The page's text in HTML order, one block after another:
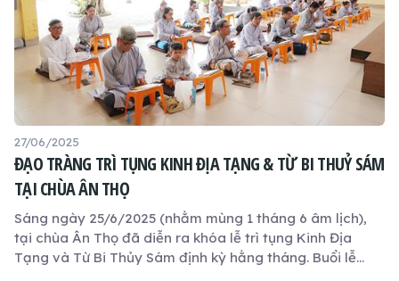
27/06/2025
ĐẠO TRÀNG TRÌ TỤNG KINH ĐỊA TẠNG & TỪ BI THUỶ SÁM
TẠI CHÙA ÂN THỌ
Sáng ngày 25/6/2025 (nhằm mùng 1 tháng 6 âm lịch),
tại chùa Ân Thọ đã diễn ra khóa lễ trì tụng Kinh Địa
Tạng và Từ Bi Thủy Sám định kỳ hằng tháng. Buổi lễ